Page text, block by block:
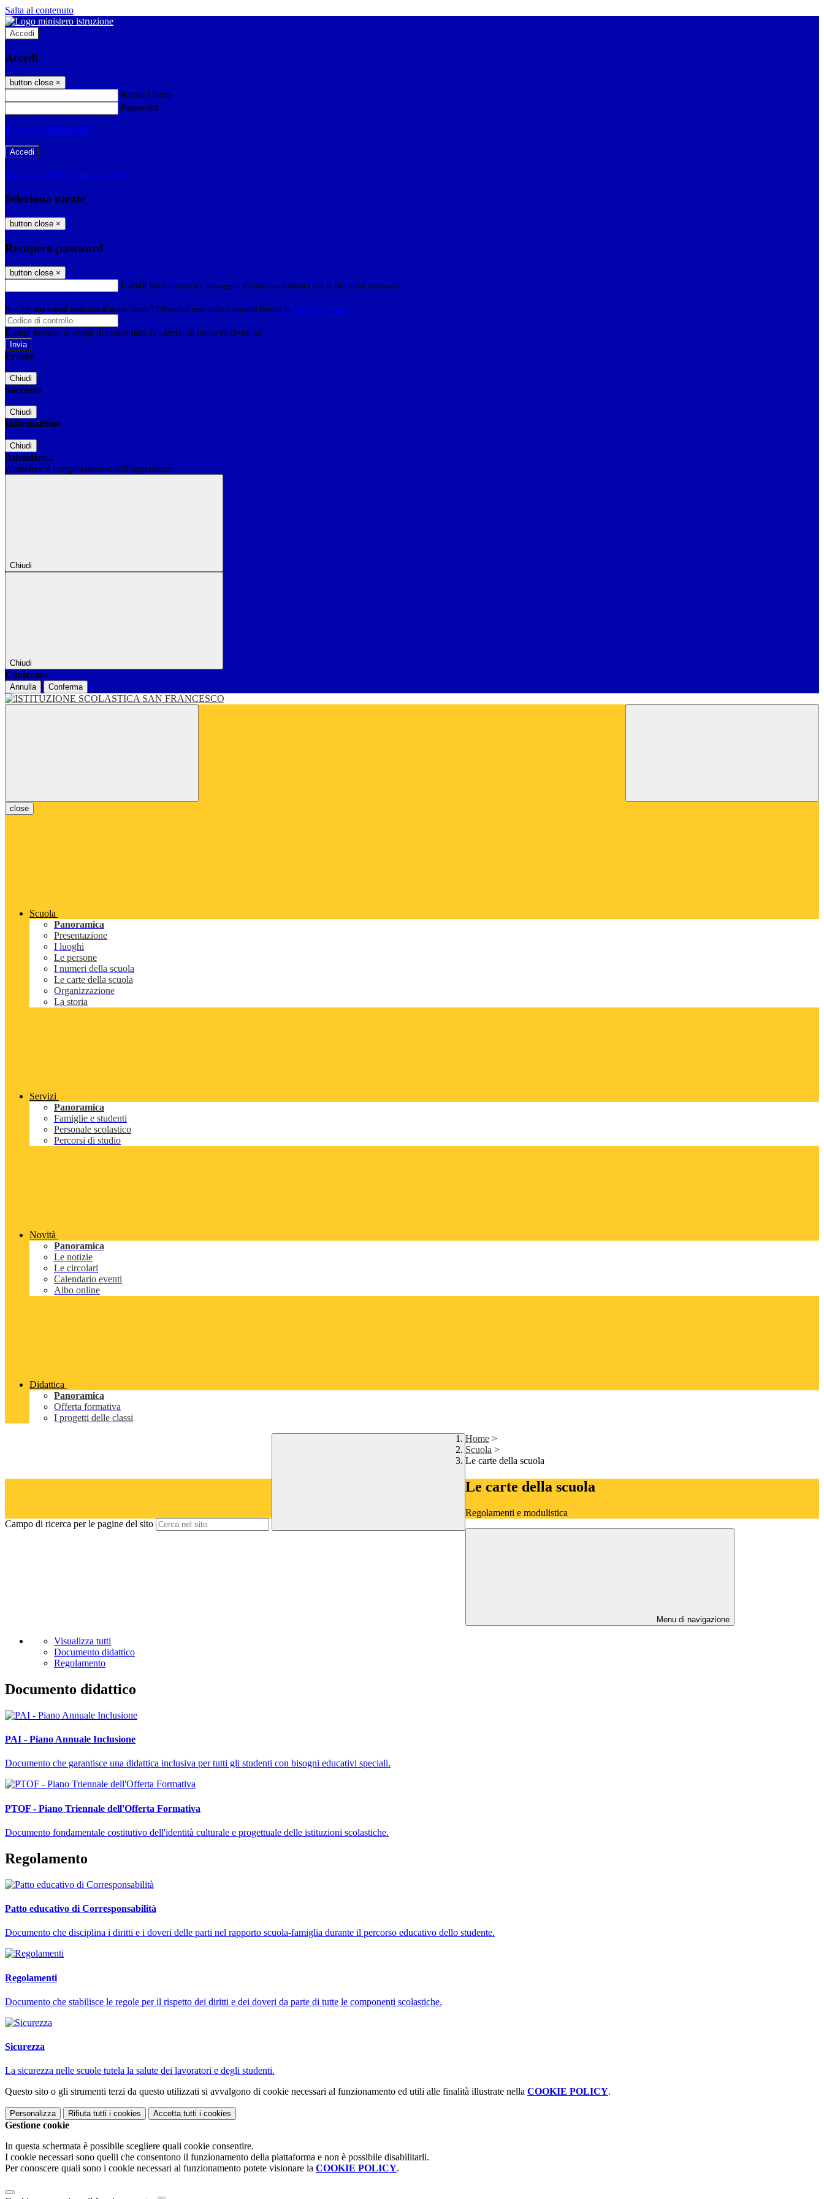
Salta al contenuto
Accedi
Accedi
button close ×
Nome Utente
Password
Password dimenticata?
-
Entra con SPID Entra con CIE
Seleziona utente
button close ×
Recupero password
button close ×
E-mail Verrà inviato un messaggio all'indirizzo indicato con le istruzioni necessarie.
Non hai una e-mail associata al nome utente? Effettua il reset della password tramite la Login Spaggiari
E-mail inviata, si prega di controllare la casella di posta elettronica!
Errore
Chiudi
Successo
Chiudi
Informazione
Chiudi
Attendere...
Attendere il completamento dell'operazione...
Chiudi
Chiudi
Conferma
Annulla Conferma
close
Scuola
Panoramica
Presentazione
I luoghi
Le persone
I numeri della scuola
Le carte della scuola
Organizzazione
La storia
Servizi
Panoramica
Famiglie e studenti
Personale scolastico
Percorsi di studio
Novità
Panoramica
Le notizie
Le circolari
Calendario eventi
Albo online
Didattica
Panoramica
Offerta formativa
I progetti delle classi
Campo di ricerca per le pagine del sito
Home >
Scuola >
Le carte della scuola
Le carte della scuola
Regolamenti e modulistica
Menu di navigazione
Visualizza tutti
Documento didattico
Regolamento
Documento didattico
PAI - Piano Annuale Inclusione
Documento che garantisce una didattica inclusiva per tutti gli studenti con bisogni educativi speciali.
PTOF - Piano Triennale dell'Offerta Formativa
Documento fondamentale costitutivo dell'identità culturale e progettuale delle istituzioni scolastiche.
Regolamento
Patto educativo di Corresponsabilità
Documento che disciplina i diritti e i doveri delle parti nel rapporto scuola-famiglia durante il percorso educativo dello studente.
Regolamenti
Documento che stabilisce le regole per il rispetto dei diritti e dei doveri da parte di tutte le componenti scolastiche.
Sicurezza
La sicurezza nelle scuole tutela la salute dei lavoratori e degli studenti.
Questo sito o gli strumenti terzi da questo utilizzati si avvalgono di cookie necessari al funzionamento ed utili alle finalità illustrate nella COOKIE POLICY.
Personalizza Rifiuta tutti i cookies Accetta tutti i cookies
Gestione cookie
In questa schermata è possibile scegliere quali cookie consentire.
I cookie necessari sono quelli che consentono il funzionamento della piattaforma e non è possibile disabilitarli.
Per conoscere quali sono i cookie necessari al funzionamento potete visionare la COOKIE POLICY.